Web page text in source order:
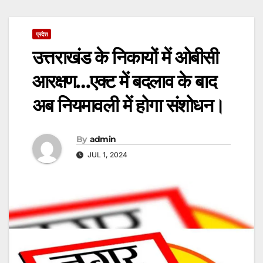
प्रदेश
उत्तराखंड के निकायों में ओबीसी
आरक्षण…एक्ट में बदलाव के बाद
अब नियमावली में होगा संशोधन।
By admin
JUL 1, 2024